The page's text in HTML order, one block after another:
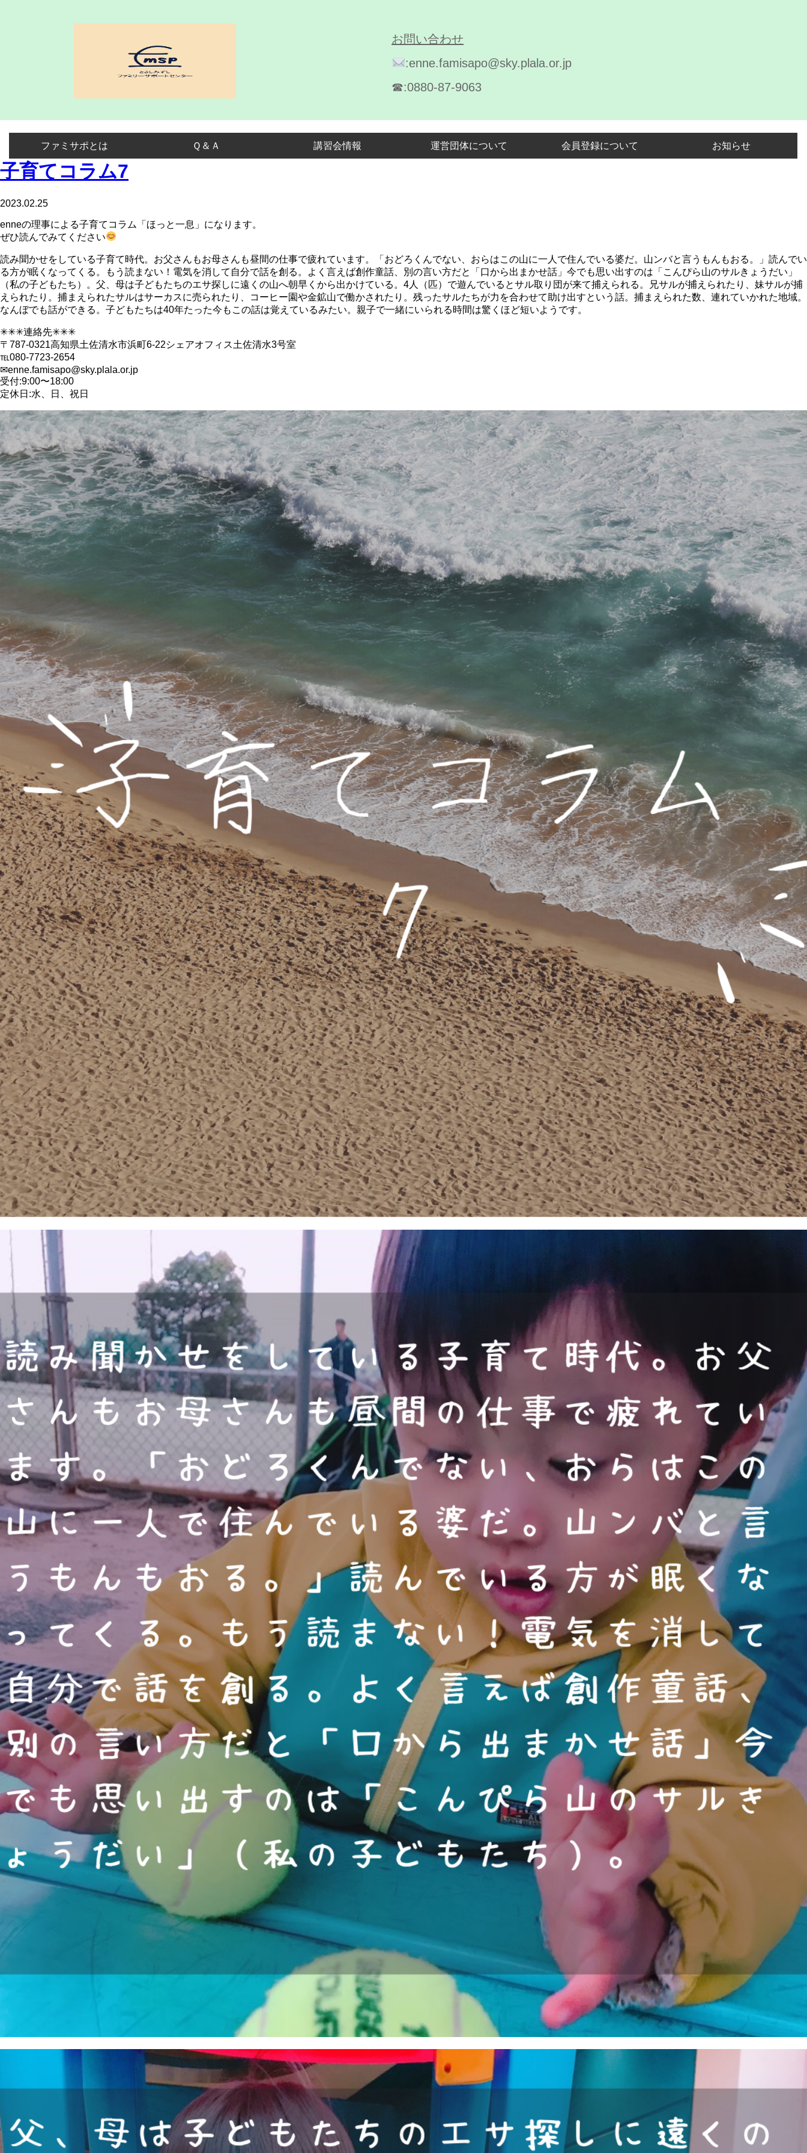
お問い合わせ
:enne.famisapo@sky.plala.or.jp
☎︎:0880-87-9063
ファミサポとは Ｑ＆Ａ 講習会情報 運営団体について 会員登録について お知らせ
子育てコラム7
2023.02.25
enneの理事による子育てコラム「ほっと一息」になります。
ぜひ読んでみてください
読み聞かせをしている子育て時代。お父さんもお母さんも昼間の仕事で疲れています。「おどろくんでない、おらはこの山に一人で住んでいる婆だ。山ンバと言うもんもおる。」読んでい
る方が眠くなってくる。もう読まない！電気を消して自分で話を創る。よく言えば創作童話、別の言い方だと「口から出まかせ話」今でも思い出すのは「こんぴら山のサルきょうだい」
（私の子どもたち）。父、母は子どもたちのエサ探しに遠くの山へ朝早くから出かけている。4人（匹）で遊んでいるとサル取り団が来て捕えられる。兄サルが捕えられたり、妹サルが捕
えられたり。捕まえられたサルはサーカスに売られたり、コーヒー園や金鉱山で働かされたり。残ったサルたちが力を合わせて助け出すという話。捕まえられた数、連れていかれた地域。
なんぼでも話ができる。子どもたちは40年たった今もこの話は覚えているみたい。親子で一緒にいられる時間は驚くほど短いようです。
✳︎✳︎✳︎連絡先✳︎✳︎✳︎
〒787-0321高知県土佐清水市浜町6-22シェアオフィス土佐清水3号室
℡080-7723-2654
✉︎enne.famisapo@sky.plala.or.jp
受付:9:00〜18:00
定休日:水、日、祝日